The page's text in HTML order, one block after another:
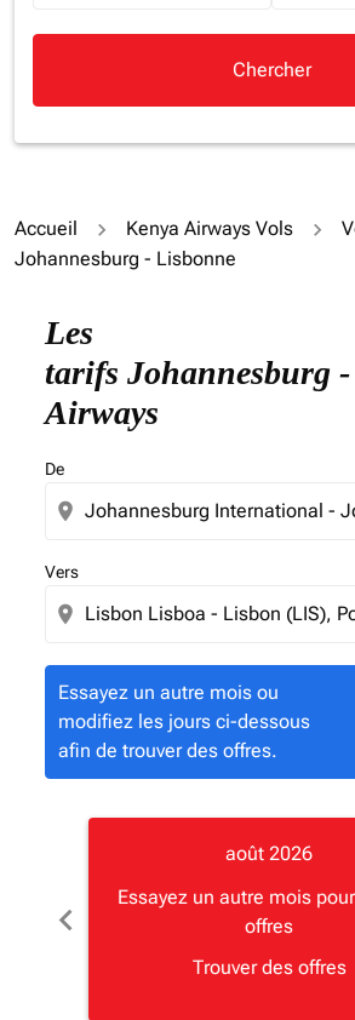
Chercher
Accueil Kenya Airways Vols
Johannesburg - Lisbonne
Les
tarifs Johannesburg
Airways
De
location_on
Vers
location_on
Essayez un autre mois ou
modifiez les jours ci-dessous
afin de trouver des offres.
Essayez un autre mois ou
chevron_left
août 2026
Essayez un autre mois
offres
Trouver des offres